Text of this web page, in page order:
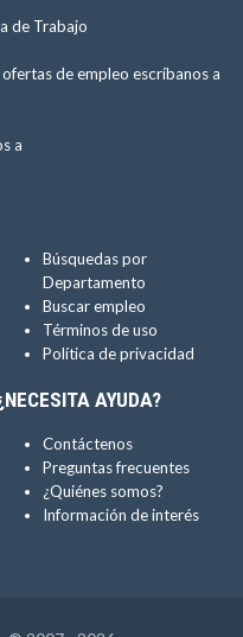
de Trabajo
de empleo escríbanos a
a
Búsquedas por
Departamento
Buscar empleo
Términos de uso
Política de privacidad
AYUDA?
Contáctenos
Preguntas frecuentes
¿Quiénes somos?
Información de interés